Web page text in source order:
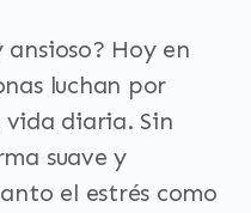
Hoy en
luchan por
vida diaria. Sin
suave y
el estrés como